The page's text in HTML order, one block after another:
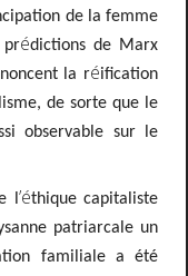
de la femme
prédictions de Marx
la réification
de sorte que le
observable sur le
l’éthique capitaliste
patriarcale un
familiale a été